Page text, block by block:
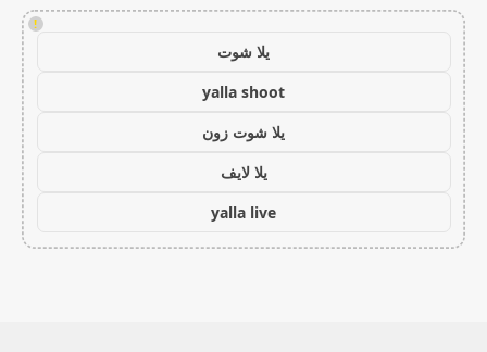
!
يلا شوت
yalla shoot
يلا شوت زون
يلا لايف
yalla live